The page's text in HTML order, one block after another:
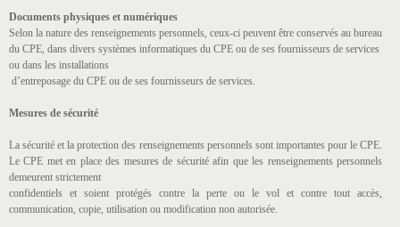
Documents physiques et numériques
Selon la nature des renseignements personnels, ceux-ci peuvent être conservés au bureau
du CPE, dans divers systèmes informatiques du CPE ou de ses fournisseurs de services
ou dans les installations
d’entreposage du CPE ou de ses fournisseurs de services.
Mesures de sécurité
La sécurité et la protection des renseignements personnels sont importantes pour le CPE.
Le CPE met en place des mesures de sécurité afin que les renseignements personnels
demeurent strictement
confidentiels et soient protégés contre la perte ou le vol et contre tout accès,
communication, copie, utilisation ou modification non autorisée.